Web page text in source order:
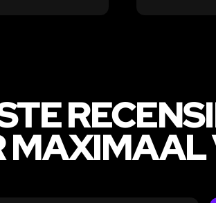
MAXIMAAL